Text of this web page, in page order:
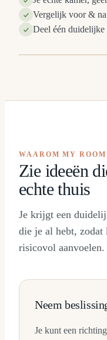
Vergelijk voor & na
Deel één duidelijke
VOOR
WAAROM MY
Zie ideeën
echte thuis
Je krijgt een
die je al hebt, zodat
risicovol aanvoelen.
Neem
Je kunt een